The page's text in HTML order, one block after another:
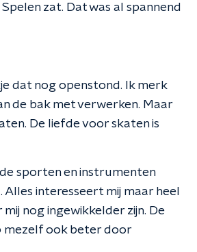
zat. Dat was al spannend
dat nog openstond. Ik merk
de bak met verwerken. Maar
De liefde voor skaten is
sporten en instrumenten
interesseert mij maar heel
nog ingewikkelder zijn. De
mezelf ook beter door